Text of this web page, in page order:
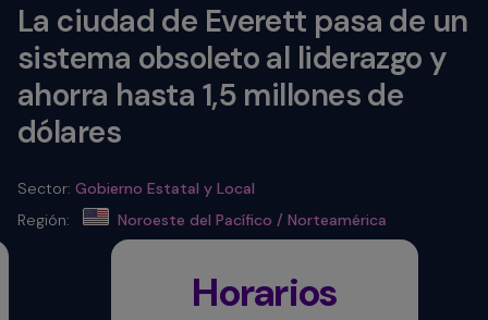
La ciudad de Everett pasa de un
sistema obsoleto al liderazgo y
ahorra hasta 1,5 millones de
dólares
Sector: Gobierno Estatal y Local
Región:
Noroeste del Pacífico / Norteamérica
Horarios